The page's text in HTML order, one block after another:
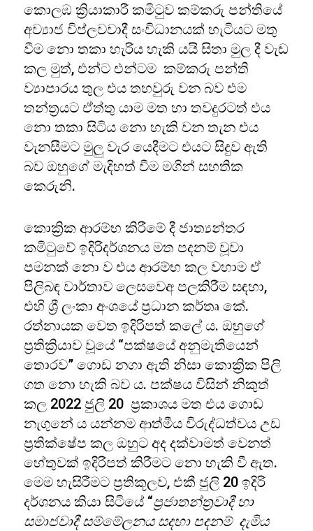
කොලඹ ක්‍රියාකාරී කමිටුව කම්කරු පන්තියේ
අව්‍යාජ විප්ලවවාදී සංවිධානයක් හැටියට මතු
වීම නො තකා හැරිය හැකි යයි සිතා මුල දී වැඩ
කල මුත්, එන්ට එන්ටම කම්කරු පන්ති
ව්‍යාපාරය තුල එය තහවුරු වන බව එම
තන්ත්‍රයට ඒත්තු යාම මත හා තවදුරටත් එය
නො තකා සිටිය නො හැකි වන තැන එය
වැනසීමට මුලු වැර යෙදීමට එයට සිදුව ඇති
බව ඔහුගේ මැදිහත් වීම මගින් සහතික
කෙරුනි.
කොක්‍රික ආරම්භ කිරීමේ දී ජාත්‍යන්තර
කමිටුවේ ඉදිරිදර්ශනය මත පදනම් වූවා
පමනක් නො ව එය ආරම්භ කල වහාම ඒ
පිලිබඳ වාර්තාව ලෙසවෙඅ පලකිරීම සඳහා,
එහි ශ්‍රී ලංකා අංශයේ ප්‍රධාන කර්තෘ කේ.
රත්නායක වෙත ඉදිරිපත් කලේ ය. ඔහුගේ
ප්‍රතික්‍රියාව වූයේ “පක්ෂයේ අනුමැතියෙන්
තොරව” ගොඩ නගා ඇති නිසා කොක්‍රික පිලි
ගත නො හැකි බව ය. පක්ෂය විසින් නිකුත්
කල 2022 ජුලි 20 ප්‍රකාශය මත එය ගොඩ
නැගුනේ ය යන්නම ආත්මීය විරුද්ධත්වය උඩ
ප්‍රතික්ෂේප කල ඔහුට අද දක්වාමත් වෙනත්
හේතුවක් ඉදිරිපත් කිරීමට නො හැකි වී ඇත.
මෙම හැසිරීමට ප්‍රතිකූලව, එකී ජුලි 20 ඉදිරි
දර්ශනය කියා සිටියේ “ප්‍රජාතන්ත්‍රවාදී හා
සමාජවාදී සම්මේලනය සදහා පදනම් දැමිය